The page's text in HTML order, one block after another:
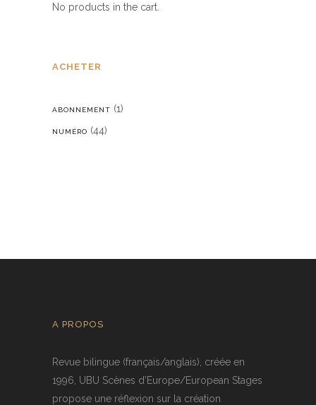
No products in the cart.
ACHETER
ABONNEMENT (1)
NUMÉRO (44)
A PROPOS
Revue bilingue (français/anglais), créée en
1996, UBU Scènes d’Europe/European Stages
propose une réflexion sur la création